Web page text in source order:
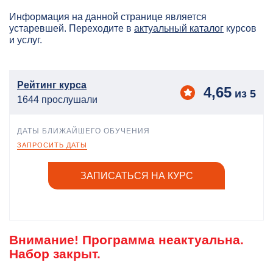
Информация на данной странице является
устаревшей. Переходите в актуальный каталог курсов
и услуг.
Рейтинг курса
1644 прослушали
4,65 из 5
ДАТЫ БЛИЖАЙШЕГО ОБУЧЕНИЯ
ЗАПРОСИТЬ ДАТЫ
ЗАПИСАТЬСЯ НА КУРС
Внимание! Программа неактуальна.
Набор закрыт.